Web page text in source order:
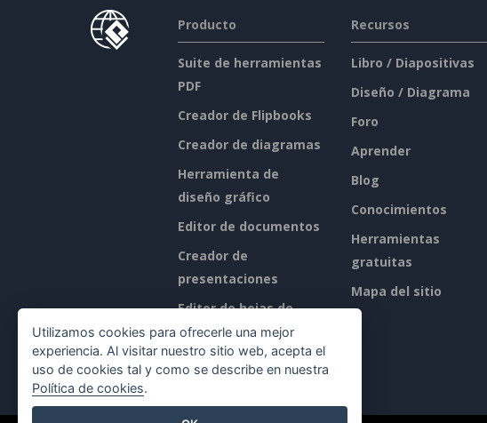
Producto
Suite de herramientas
PDF
Creador de Flipbooks
Creador de diagramas
Herramienta de
diseño gráfico
Editor de documentos
Creador de
presentaciones
Editor de hojas de
cálculo
Precios
Recursos
Libro / Diapositivas
Diseño / Diagrama
Foro
Aprender
Blog
Conocimientos
Herramientas
gratuitas
Mapa del sitio
Utilizamos cookies para ofrecerle una mejor
experiencia. Al visitar nuestro sitio web, acepta el
uso de cookies tal y como se describe en nuestra
Política de cookies.